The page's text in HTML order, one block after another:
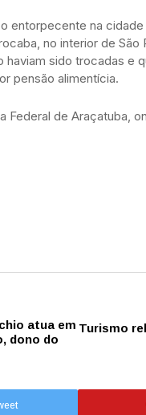
entorpecente na
no interior de São
haviam sido trocadas e
pensão alimentícia.
Federal de Araçatuba,
atua em
dono do
Turismo